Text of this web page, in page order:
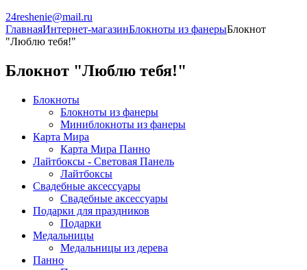
24reshenie@mail.ru
ГлавнаяИнтернет-магазинБлокноты из фанерыБлокнот
"Люблю тебя!"
Блокнот "Люблю тебя!"
Блокноты
Блокноты из фанеры
Миниблокноты из фанеры
Карта Мира
Карта Мира Панно
Лайтбоксы - Световая Панель
Лайтбоксы
Свадебные аксессуары
Свадебные аксессуары
Подарки для праздников
Подарки
Медальницы
Медальницы из дерева
Панно